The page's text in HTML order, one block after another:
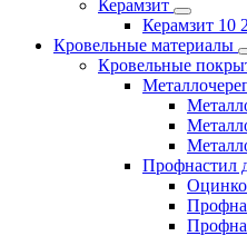
Керамзит
Керамзит 10
Кровельные материалы
Кровельные
Профнастил